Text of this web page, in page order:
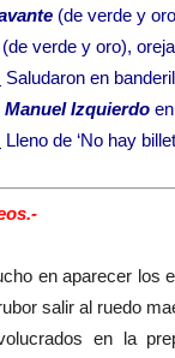
(de verde y
(de verde y oro),
Saludaron en
Manuel Izquierdo
Lleno de ‘No hay
en aparecer los
salir al ruedo
en la